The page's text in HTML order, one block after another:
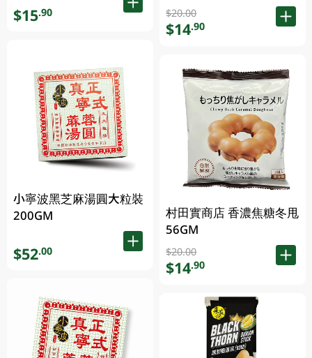
$15.90
小寧波黑芝麻湯圓大粒裝
200GM
$52.00
$20.00
$14.90
村田實商店 香濃焦糖冬甩
56GM
$20.00
$14.90